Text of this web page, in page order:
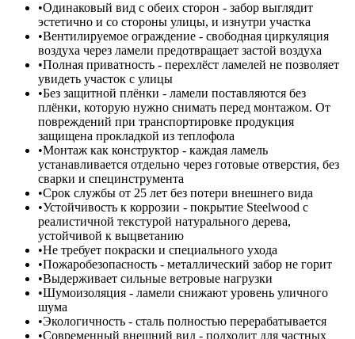
Одинаковый вид с обеих сторон - забор выглядит
эстетично и со стороны улицы, и изнутри участка
Вентилируемое ограждение - свободная циркуляция
воздуха через ламели предотвращает застой воздуха
Полная приватность - перехлёст ламелей не позволяет
увидеть участок с улицы
Без защитной плёнки - ламели поставляются без
плёнки, которую нужно снимать перед монтажом. От
повреждений при транспортировке продукция
защищена прокладкой из теплофола
Монтаж как конструктор - каждая ламель
устанавливается отдельно через готовые отверстия, без
сварки и специнструмента
Срок службы от 25 лет без потери внешнего вида
Устойчивость к коррозии - покрытие Steelwood с
реалистичной текстурой натурального дерева,
устойчивой к выцветанию
Не требует покраски и специального ухода
Пожаробезопасность - металлический забор не горит
Выдерживает сильные ветровые нагрузки
Шумоизоляция - ламели снижают уровень уличного
шума
Экологичность - сталь полностью перерабатывается
Современный внешний вид - подходит для частных